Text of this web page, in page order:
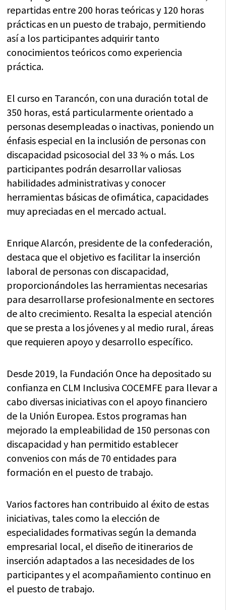
repartidas entre 200 horas teóricas y 120 horas
prácticas en un puesto de trabajo, permitiendo
así a los participantes adquirir tanto
conocimientos teóricos como experiencia
práctica.
El curso en Tarancón, con una duración total de
350 horas, está particularmente orientado a
personas desempleadas o inactivas, poniendo un
énfasis especial en la inclusión de personas con
discapacidad psicosocial del 33 % o más. Los
participantes podrán desarrollar valiosas
habilidades administrativas y conocer
herramientas básicas de ofimática, capacidades
muy apreciadas en el mercado actual.
Enrique Alarcón, presidente de la confederación,
destaca que el objetivo es facilitar la inserción
laboral de personas con discapacidad,
proporcionándoles las herramientas necesarias
para desarrollarse profesionalmente en sectores
de alto crecimiento. Resalta la especial atención
que se presta a los jóvenes y al medio rural, áreas
que requieren apoyo y desarrollo específico.
Desde 2019, la Fundación Once ha depositado su
confianza en CLM Inclusiva COCEMFE para llevar a
cabo diversas iniciativas con el apoyo financiero
de la Unión Europea. Estos programas han
mejorado la empleabilidad de 150 personas con
discapacidad y han permitido establecer
convenios con más de 70 entidades para
formación en el puesto de trabajo.
Varios factores han contribuido al éxito de estas
iniciativas, tales como la elección de
especialidades formativas según la demanda
empresarial local, el diseño de itinerarios de
inserción adaptados a las necesidades de los
participantes y el acompañamiento continuo en
el puesto de trabajo.